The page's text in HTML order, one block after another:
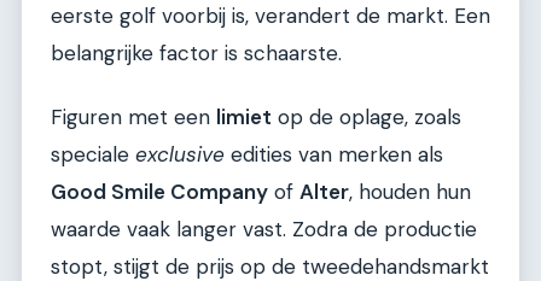
eerste golf voorbij is, verandert de markt. Een
belangrijke factor is schaarste.
Figuren met een limiet op de oplage, zoals
speciale exclusive edities van merken als
Good Smile Company of Alter, houden hun
waarde vaak langer vast. Zodra de productie
stopt, stijgt de prijs op de tweedehandsmarkt